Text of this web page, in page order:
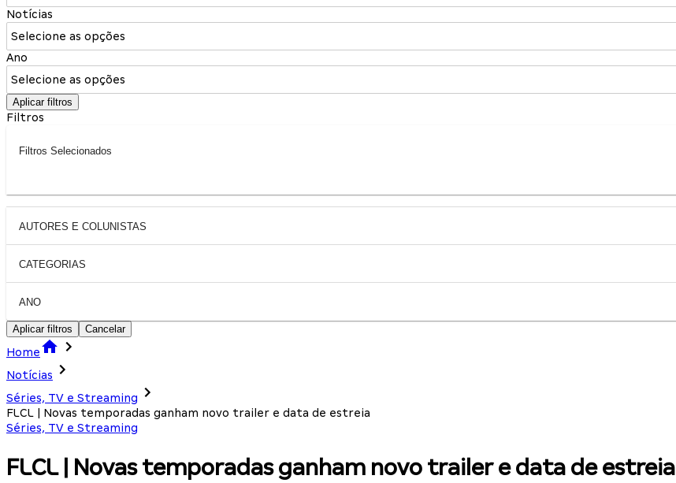
Notícias
Selecione as opções
Ano
Selecione as opções
Aplicar filtros
Filtros
Filtros Selecionados
AUTORES E COLUNISTAS
CATEGORIAS
ANO
Aplicar filtros Cancelar
Home
Notícias
Séries, TV e Streaming
FLCL | Novas temporadas ganham novo trailer e data de estreia
Séries, TV e Streaming
FLCL | Novas temporadas ganham novo trailer e data de estreia